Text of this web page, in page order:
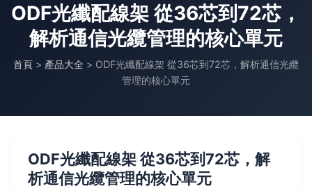
ODF光纖配線架 從36芯到72芯，
解析通信光纜管理的核心單元
首頁 > 產品大全 > ODF光纖配線架 從36芯到72芯，解析通信光纜
管理的核心單元
ODF光纖配線架 從36芯到72芯，解
析通信光纜管理的核心單元